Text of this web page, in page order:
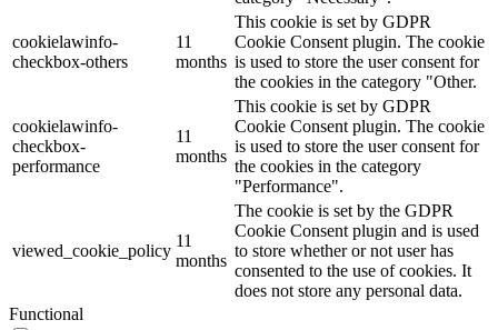
cookielawinfo-
checkbox-others
11
months
This cookie is set by GDPR
Cookie Consent plugin. The cookie
is used to store the user consent for
the cookies in the category "Other.
cookielawinfo-
checkbox-
performance
11
months
This cookie is set by GDPR
Cookie Consent plugin. The cookie
is used to store the user consent for
the cookies in the category
"Performance".
viewed_cookie_policy
11
months
The cookie is set by the GDPR
Cookie Consent plugin and is used
to store whether or not user has
consented to the use of cookies. It
does not store any personal data.
Functional